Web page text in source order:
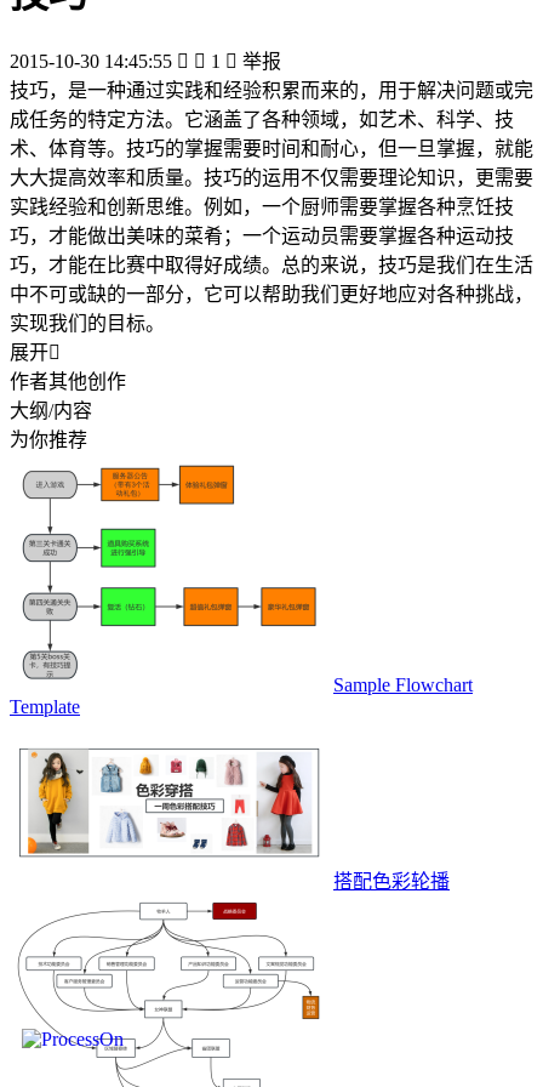
2015-10-30 14:45:55   1  举报
技巧，是一种通过实践和经验积累而来的，用于解决问题或完
成任务的特定方法。它涵盖了各种领域，如艺术、科学、技
术、体育等。技巧的掌握需要时间和耐心，但一旦掌握，就能
大大提高效率和质量。技巧的运用不仅需要理论知识，更需要
实践经验和创新思维。例如，一个厨师需要掌握各种烹饪技
巧，才能做出美味的菜肴；一个运动员需要掌握各种运动技
巧，才能在比赛中取得好成绩。总的来说，技巧是我们在生活
中不可或缺的一部分，它可以帮助我们更好地应对各种挑战，
实现我们的目标。
展开
作者其他创作
大纲/内容
为你推荐
Sample Flowchart
Template
搭配色彩轮播